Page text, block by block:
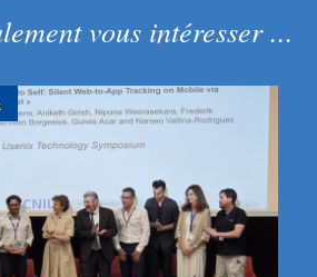
vous intéresser ...